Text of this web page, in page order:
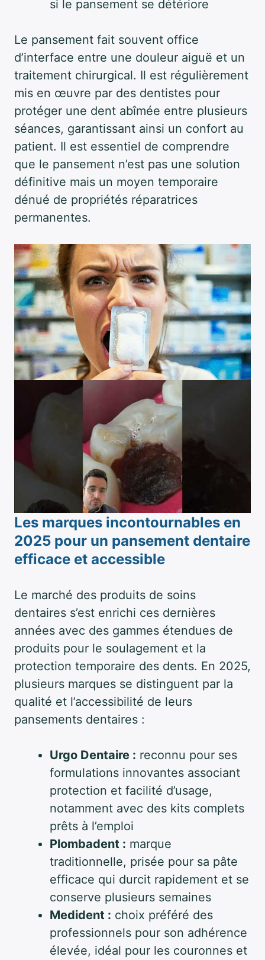
si le pansement se détériore
Le pansement fait souvent office
d’interface entre une douleur aiguë et un
traitement chirurgical. Il est régulièrement
mis en œuvre par des dentistes pour
protéger une dent abîmée entre plusieurs
séances, garantissant ainsi un confort au
patient. Il est essentiel de comprendre
que le pansement n’est pas une solution
définitive mais un moyen temporaire
dénué de propriétés réparatrices
permanentes.
Les marques incontournables en
2025 pour un pansement dentaire
efficace et accessible
Le marché des produits de soins
dentaires s’est enrichi ces dernières
années avec des gammes étendues de
produits pour le soulagement et la
protection temporaire des dents. En 2025,
plusieurs marques se distinguent par la
qualité et l’accessibilité de leurs
pansements dentaires :
Urgo Dentaire : reconnu pour ses
formulations innovantes associant
protection et facilité d’usage,
notamment avec des kits complets
prêts à l’emploi
Plombadent : marque
traditionnelle, prisée pour sa pâte
efficace qui durcit rapidement et se
conserve plusieurs semaines
Medident : choix préféré des
professionnels pour son adhérence
élevée, idéal pour les couronnes et